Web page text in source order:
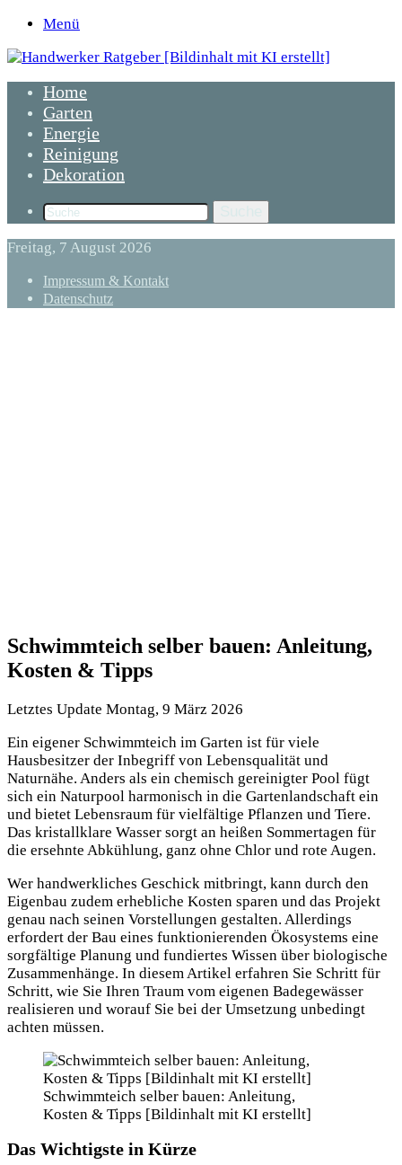
Menü
Home
Garten
Energie
Reinigung
Dekoration
Freitag, 7 August 2026
Impressum & Kontakt
Datenschutz
Schwimmteich selber bauen: Anleitung,
Kosten & Tipps
Letztes Update Montag, 9 März 2026
Ein eigener Schwimmteich im Garten ist für viele
Hausbesitzer der Inbegriff von Lebensqualität und
Naturnähe. Anders als ein chemisch gereinigter Pool fügt
sich ein Naturpool harmonisch in die Gartenlandschaft ein
und bietet Lebensraum für vielfältige Pflanzen und Tiere.
Das kristallklare Wasser sorgt an heißen Sommertagen für
die ersehnte Abkühlung, ganz ohne Chlor und rote Augen.
Wer handwerkliches Geschick mitbringt, kann durch den
Eigenbau zudem erhebliche Kosten sparen und das Projekt
genau nach seinen Vorstellungen gestalten. Allerdings
erfordert der Bau eines funktionierenden Ökosystems eine
sorgfältige Planung und fundiertes Wissen über biologische
Zusammenhänge. In diesem Artikel erfahren Sie Schritt für
Schritt, wie Sie Ihren Traum vom eigenen Badegewässer
realisieren und worauf Sie bei der Umsetzung unbedingt
achten müssen.
Schwimmteich selber bauen: Anleitung,
Kosten & Tipps [Bildinhalt mit KI erstellt]
Das Wichtigste in Kürze